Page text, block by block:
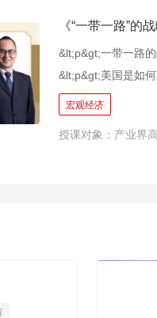
《“一带一路”
&lt;p&gt;一带一路
&lt;p&gt;美国是如
面临的“地缘政治”
&gt;中国将如何进
lt;p&gt;国际局势、
环境与竞争趋势，
宏观经济
授课对象：产业界